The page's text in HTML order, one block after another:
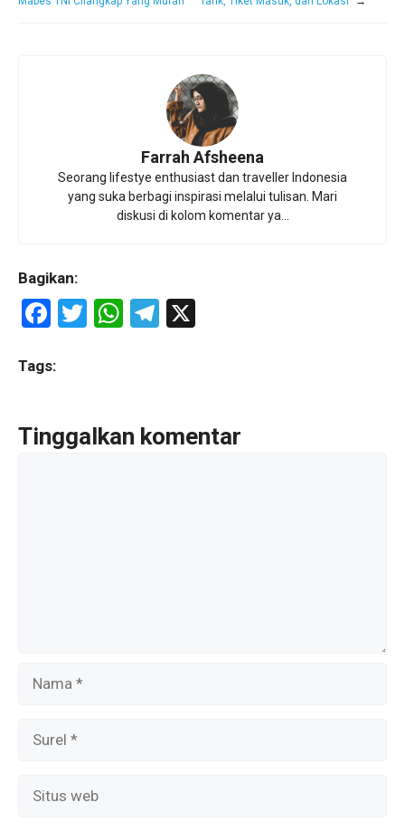
Farrah Afsheena
Seorang lifestye enthusiast dan traveller Indonesia
yang suka berbagi inspirasi melalui tulisan. Mari
diskusi di kolom komentar ya...
Bagikan:
F
ce
o
o
T
W
A
T
a
Tags:
Tinggalkan komentar
web